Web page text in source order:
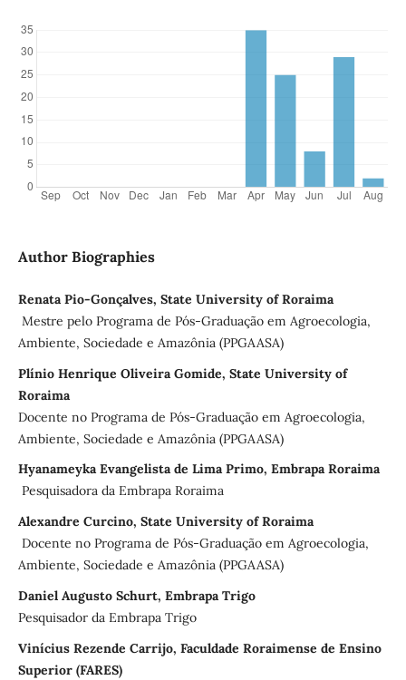
Author Biographies
Renata Pio-Gonçalves, State University of Roraima
Mestre pelo Programa de Pós-Graduação em Agroecologia,
Ambiente, Sociedade e Amazônia (PPGAASA)
Plínio Henrique Oliveira Gomide, State University of
Roraima
Docente no Programa de Pós-Graduação em Agroecologia,
Ambiente, Sociedade e Amazônia (PPGAASA)
Hyanameyka Evangelista de Lima Primo, Embrapa Roraima
Pesquisadora da Embrapa Roraima
Alexandre Curcino, State University of Roraima
Docente no Programa de Pós-Graduação em Agroecologia,
Ambiente, Sociedade e Amazônia (PPGAASA)
Daniel Augusto Schurt, Embrapa Trigo
Pesquisador da Embrapa Trigo
Vinícius Rezende Carrijo, Faculdade Roraimense de Ensino
Superior (FARES)